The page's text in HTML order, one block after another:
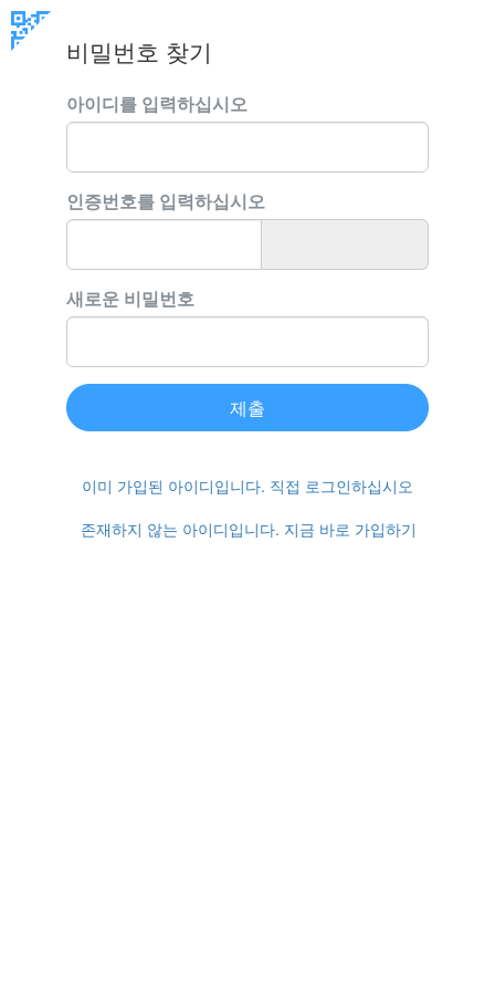
비밀번호 찾기
아이디를 입력하십시오
인증번호를 입력하십시오
새로운 비밀번호
제출
이미 가입된 아이디입니다. 직접 로그인하십시오
존재하지 않는 아이디입니다. 지금 바로 가입하기